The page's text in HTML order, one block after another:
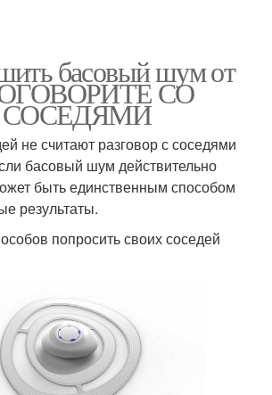
басовый шум от
СО
не считают разговор с соседями
басовый шум действительно
быть единственным способом
результаты.
попросить своих соседей